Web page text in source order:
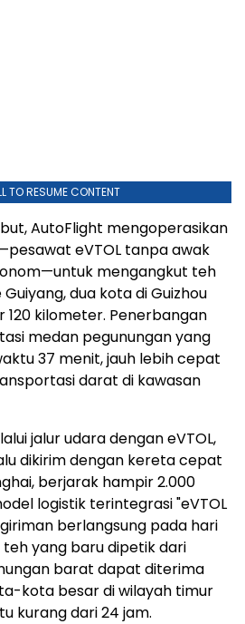
TO RESUME CONTENT
AutoFlight mengoperasikan
eVTOL tanpa awak
mengangkut teh
dua kota di Guizhou
kilometer. Penerbangan
medan pegunungan yang
37 menit, jauh lebih cepat
darat di kawasan
jalur udara dengan eVTOL,
dikirim dengan kereta cepat
berjarak hampir 2.000
logistik terintegrasi "eVTOL
berlangsung pada hari
yang baru dipetik dari
barat dapat diterima
kota besar di wilayah timur
kurang dari 24 jam.